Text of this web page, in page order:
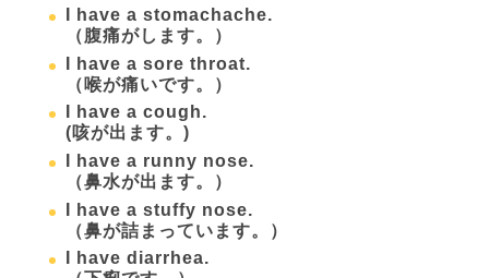
I have a stomachache.
（腹痛がします。）
I have a sore throat.
（喉が痛いです。）
I have a cough.
(咳が出ます。)
I have a runny nose.
（鼻水が出ます。）
I have a stuffy nose.
（鼻が詰まっています。）
I have diarrhea.